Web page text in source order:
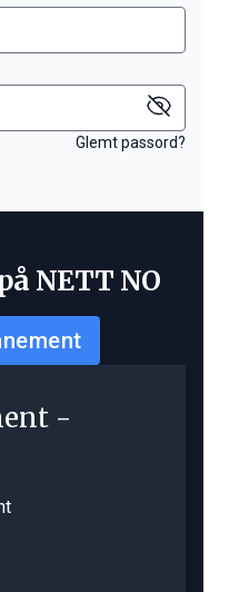
Glemt passord?
NETT NO
-